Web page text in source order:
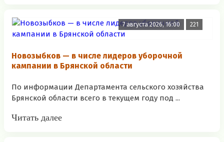
7 августа 2026, 16:00 221
Новозыбков — в числе лидеров уборочной
кампании в Брянской области
По информации Департамента сельского хозяйства
Брянской области всего в текущем году под ...
Читать далее